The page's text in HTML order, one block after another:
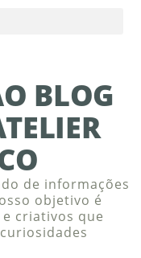
BLOG
de informações
objetivo é
criativos que